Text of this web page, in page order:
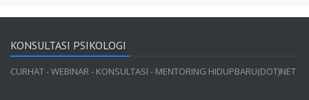
KONSULTASI PSIKOLOGI
CURHAT - WEBINAR - KONSULTASI - MENTORING HIDUPBARU(DOT)NET